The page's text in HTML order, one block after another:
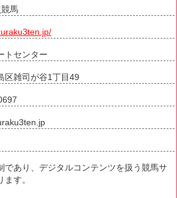
馬
トセンター
区雑司が谷1丁目49
であり、デジタルコンテンツを扱う競馬サ
ます。